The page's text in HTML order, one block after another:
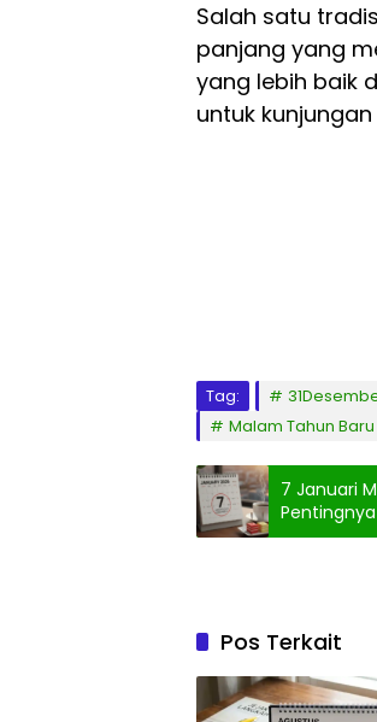
Salah satu
panjang yang
yang lebih baik
untuk
Tag:
Malam Tahun Baru
7 Januari
Pentingnya
Pos Terkait